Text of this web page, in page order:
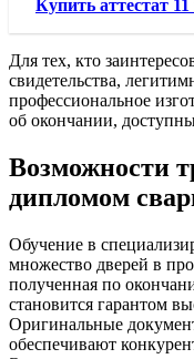
Купить аттестат
Для тех, кто
свидетельства,
профессиональное
об окончании,
Возможности
дипломом
Обучение в
множество дверей в
полученная по
становится гарантом
Оригинальные
обеспечивают